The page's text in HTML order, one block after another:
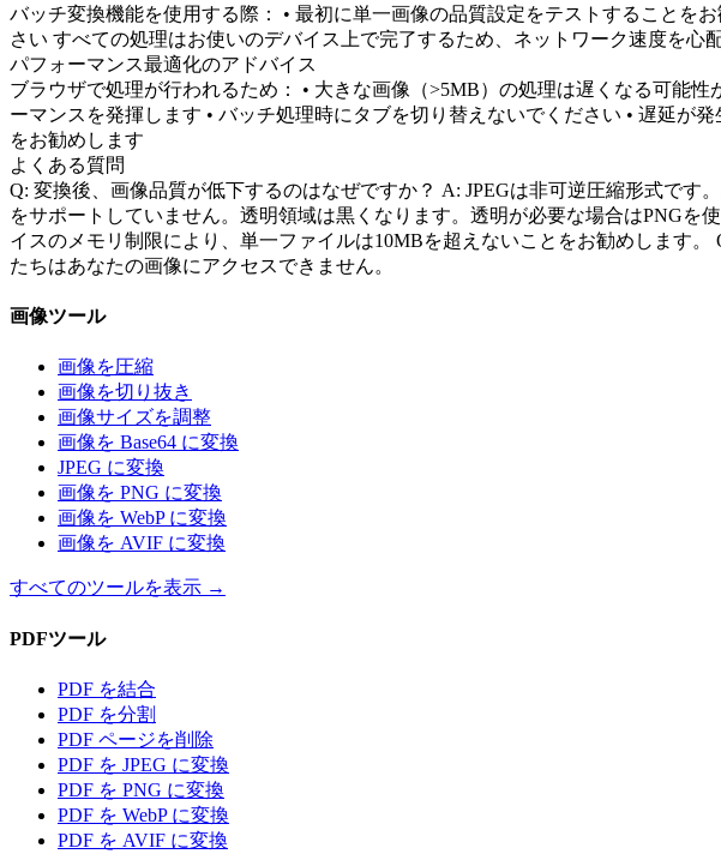
バッチ変換機能を使用する際： • 最初に単一画像の品質設定をテストすることを
さい すべての処理はお使いのデバイス上で完了するため、ネットワーク速度を心
パフォーマンス最適化のアドバイス
ブラウザで処理が行われるため： • 大きな画像（>5MB）の処理は遅くなる可能
ーマンスを発揮します • バッチ処理時にタブを切り替えないでください • 遅延が
をお勧めします
よくある質問
Q: 変換後、画像品質が低下するのはなぜですか？ A: JPEGは非可逆圧縮形式で
をサポートしていません。透明領域は黒くなります。透明が必要な場合はPNG
イスのメモリ制限により、単一ファイルは10MBを超えないことをお勧めします
たちはあなたの画像にアクセスできません。
画像ツール
画像を圧縮
画像を切り抜き
画像サイズを調整
画像を Base64 に変換
JPEG に変換
画像を PNG に変換
画像を WebP に変換
画像を AVIF に変換
すべてのツールを表示 →
PDFツール
PDF を結合
PDF を分割
PDF ページを削除
PDF を JPEG に変換
PDF を PNG に変換
PDF を WebP に変換
PDF を AVIF に変換